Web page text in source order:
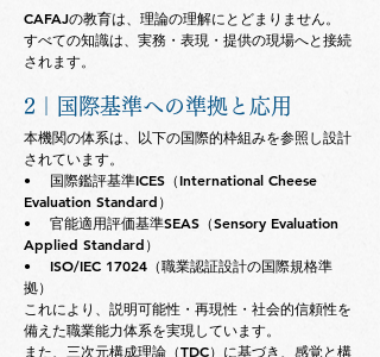
CAFAJの教育は、理論の理解にとどまりません。
すべての知識は、実務・表現・提供の現場へと接続
されます。
2｜国際基準への準拠と応用
本機関の体系は、以下の国際的枠組みを参照し設計
されています。
• 国際鑑評基準ICES（International Cheese
Evaluation Standard）
• 官能適用評価基準SEAS（Sensory Evaluation
Applied Standard）
• ISO/IEC 17024（職業認証設計の国際規格準
拠）
これにより、説明可能性・再現性・社会的信頼性を
備えた職業能力体系を実現しています。
また、三次元構成理論（TDC）に基づき、感覚と構